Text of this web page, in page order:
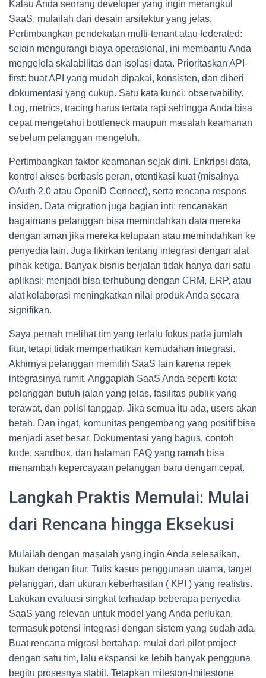
Kalau Anda seorang developer yang ingin merangkul
SaaS, mulailah dari desain arsitektur yang jelas.
Pertimbangkan pendekatan multi-tenant atau federated:
selain mengurangi biaya operasional, ini membantu Anda
mengelola skalabilitas dan isolasi data. Prioritaskan API-
first: buat API yang mudah dipakai, konsisten, dan diberi
dokumentasi yang cukup. Satu kata kunci: observability.
Log, metrics, tracing harus tertata rapi sehingga Anda bisa
cepat mengetahui bottleneck maupun masalah keamanan
sebelum pelanggan mengeluh.
Pertimbangkan faktor keamanan sejak dini. Enkripsi data,
kontrol akses berbasis peran, otentikasi kuat (misalnya
OAuth 2.0 atau OpenID Connect), serta rencana respons
insiden. Data migration juga bagian inti: rencanakan
bagaimana pelanggan bisa memindahkan data mereka
dengan aman jika mereka kelupaan atau memindahkan ke
penyedia lain. Juga fikirkan tentang integrasi dengan alat
pihak ketiga. Banyak bisnis berjalan tidak hanya dari satu
aplikasi; menjadi bisa terhubung dengan CRM, ERP, atau
alat kolaborasi meningkatkan nilai produk Anda secara
signifikan.
Saya pernah melihat tim yang terlalu fokus pada jumlah
fitur, tetapi tidak memperhatikan kemudahan integrasi.
Akhirnya pelanggan memilih SaaS lain karena repek
integrasinya rumit. Anggaplah SaaS Anda seperti kota:
pelanggan butuh jalan yang jelas, fasilitas publik yang
terawat, dan polisi tanggap. Jika semua itu ada, users akan
betah. Dan ingat, komunitas pengembang yang positif bisa
menjadi aset besar. Dokumentasi yang bagus, contoh
kode, sandbox, dan halaman FAQ yang ramah bisa
menambah kepercayaan pelanggan baru dengan cepat.
Langkah Praktis Memulai: Mulai
dari Rencana hingga Eksekusi
Mulailah dengan masalah yang ingin Anda selesaikan,
bukan dengan fitur. Tulis kasus penggunaan utama, target
pelanggan, dan ukuran keberhasilan ( KPI ) yang realistis.
Lakukan evaluasi singkat terhadap beberapa penyedia
SaaS yang relevan untuk model yang Anda perlukan,
termasuk potensi integrasi dengan sistem yang sudah ada.
Buat rencana migrasi bertahap: mulai dari pilot project
dengan satu tim, lalu ekspansi ke lebih banyak pengguna
begitu prosesnya stabil. Tetapkan mileston-lmilestone